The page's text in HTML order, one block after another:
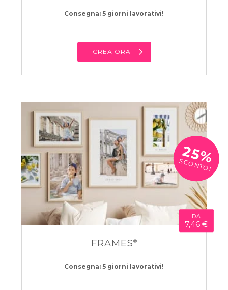
Consegna: 5 giorni lavorativi!
CREA ORA
25%
SCONTO!
DA
7,46 €
FRAMES®
Consegna: 5 giorni lavorativi!